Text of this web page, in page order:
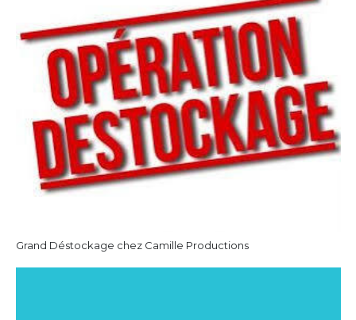
Grand Déstockage chez Camille Productions